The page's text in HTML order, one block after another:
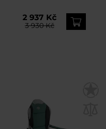
2 937 Kč
3 930 Kč